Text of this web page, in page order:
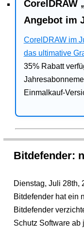
CorelDRAW
Angebot im
CorelDRAW im
das ultimative
35% Rabatt
Einmalkauf-
Bitdefender:
Dienstag, Juli 28th,
Bitdefender hat ein
Bitdefender
Schutz Software ab